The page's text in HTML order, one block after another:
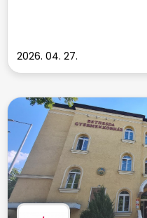
2026. 04. 27.